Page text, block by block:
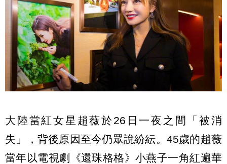
大陸當紅女星趙薇於26日一夜之間「被消
失」，背後原因至今仍眾說紛紜。45歲的趙薇
當年以電視劇《還珠格格》小燕子一角紅遍華